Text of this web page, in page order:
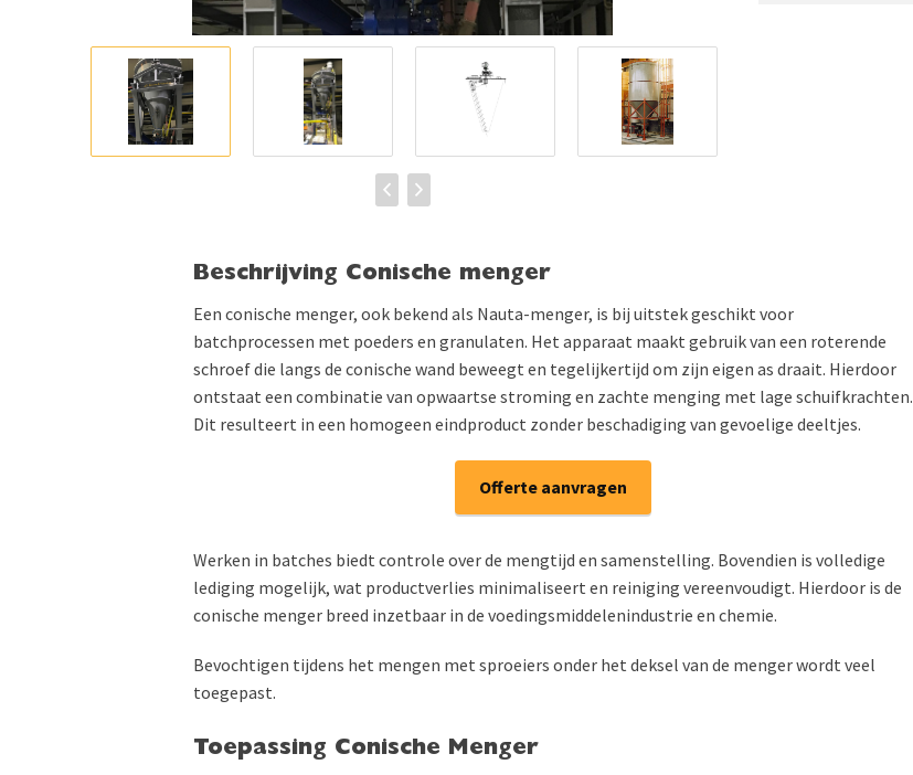
Beschrijving Conische menger
Een conische menger, ook bekend als Nauta-menger, is bij uitstek geschikt voor
batchprocessen met poeders en granulaten. Het apparaat maakt gebruik van een roterende
schroef die langs de conische wand beweegt en tegelijkertijd om zijn eigen as draait. Hierdoor
ontstaat een combinatie van opwaartse stroming en zachte menging met lage schuifkrachten.
Dit resulteert in een homogeen eindproduct zonder beschadiging van gevoelige deeltjes.
Offerte aanvragen
Werken in batches biedt controle over de mengtijd en samenstelling. Bovendien is volledige
lediging mogelijk, wat productverlies minimaliseert en reiniging vereenvoudigt. Hierdoor is de
conische menger breed inzetbaar in de voedingsmiddelenindustrie en chemie.
Bevochtigen tijdens het mengen met sproeiers onder het deksel van de menger wordt veel
toegepast.
Toepassing Conische Menger